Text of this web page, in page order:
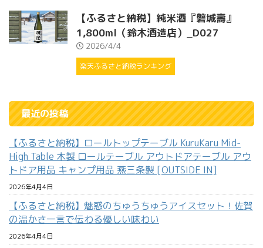
【ふるさと納税】純米酒『磐城壽』
1,800ml（鈴木酒造店）_D027
2026/4/4
楽天ふるさと納税ランキング
最近の投稿
【ふるさと納税】ロールトップテーブル KuruKaru Mid-
High Table 木製 ロールテーブル アウトドアテーブル アウ
トドア用品 キャンプ用品 燕三条製 [OUTSIDE IN]
2026年4月4日
【ふるさと納税】魅惑のちゅうちゅうアイスセット！佐賀
の温かさ一言で伝わる優しい味わい
2026年4月4日